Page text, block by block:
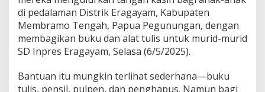
n
a
k
-
a
a
k
di pedalaman Distrik Eragayam, Kabupaten
Membramo Tengah, Papua Pegunungan, dengan
membagikan buku dan alat tulis untuk murid-murid
SD Inpres Eragayam, Selasa (6/5/2025).
Bantuan itu mungkin terlihat sederhana—buku
tulis, pensil, pulpen, dan penghapus. Namun bagi